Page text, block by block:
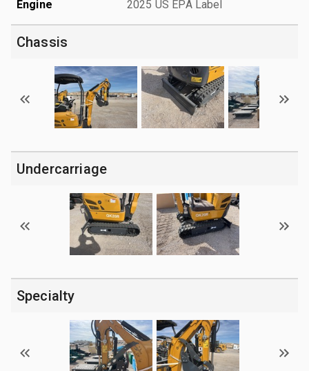
Engine 2025 US EPA Label
Chassis
Undercarriage
Specialty